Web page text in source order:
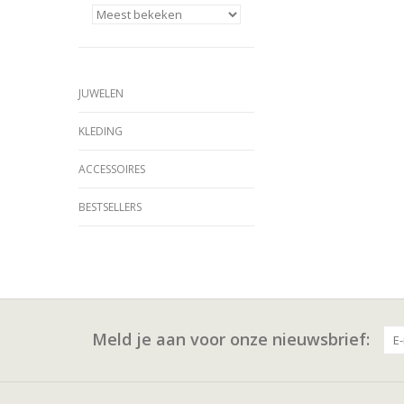
JUWELEN
KLEDING
ACCESSOIRES
BESTSELLERS
Meld je aan voor onze nieuwsbrief: